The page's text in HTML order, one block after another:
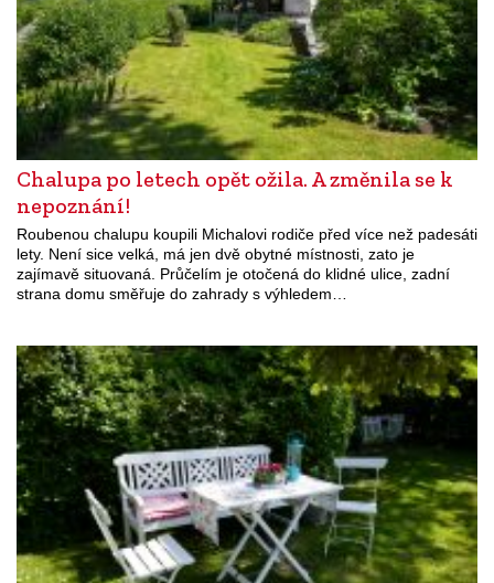
Chalupa po letech opět ožila. A změnila se k
nepoznání!
Roubenou chalupu koupili Michalovi rodiče před více než padesáti
lety. Není sice velká, má jen dvě obytné místnosti, zato je
zajímavě situovaná. Průčelím je otočená do klidné ulice, zadní
strana domu směřuje do zahrady s výhledem…